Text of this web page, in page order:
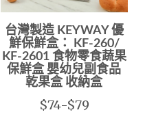
台灣製造 KEYWAY 優
鮮保鮮盒： KF-260/
KF-2601 食物零食蔬果
保鮮盒 嬰幼兒副食品
乾果盒 收納盒
$74-$79